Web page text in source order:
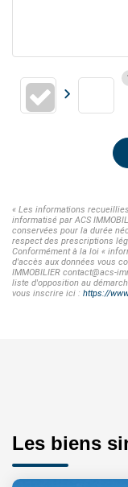
« Les informations
informatisé par ACS
conservées pour la durée
respect des prescriptions
Conformément à la loi «
d'accès aux données vous
IMMOBILIER contact@acs-
liste d'opposition au
vous inscrire ici : https://
Les biens